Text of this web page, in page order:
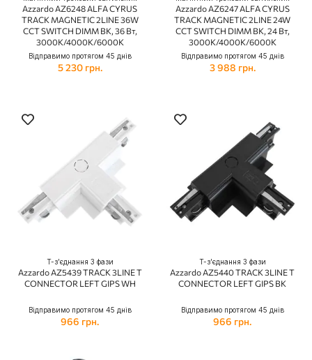
Azzardo AZ6248 ALFA CYRUS
TRACK MAGNETIC 2LINE 36W
CCT SWITCH DIMM BK, 36 Вт,
3000K/4000K/6000K
Відправимо протягом 45 днів
5 230 грн.
Azzardo AZ6247 ALFA CYRUS
TRACK MAGNETIC 2LINE 24W
CCT SWITCH DIMM BK, 24 Вт,
3000K/4000K/6000K
Відправимо протягом 45 днів
3 988 грн.
Т-з'єднання 3 фази
Azzardo AZ5439 TRACK 3LINE T
CONNECTOR LEFT GIPS WH
Відправимо протягом 45 днів
966 грн.
Т-з'єднання 3 фази
Azzardo AZ5440 TRACK 3LINE T
CONNECTOR LEFT GIPS BK
Відправимо протягом 45 днів
966 грн.